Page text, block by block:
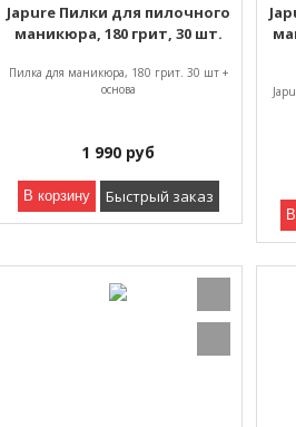
Japure Пилки для пилочного
маникюра, 180 грит, 30 шт.
Пилка для маникюра, 180 грит. 30 шт +
основа
1 990 руб
В корзину Быстрый заказ